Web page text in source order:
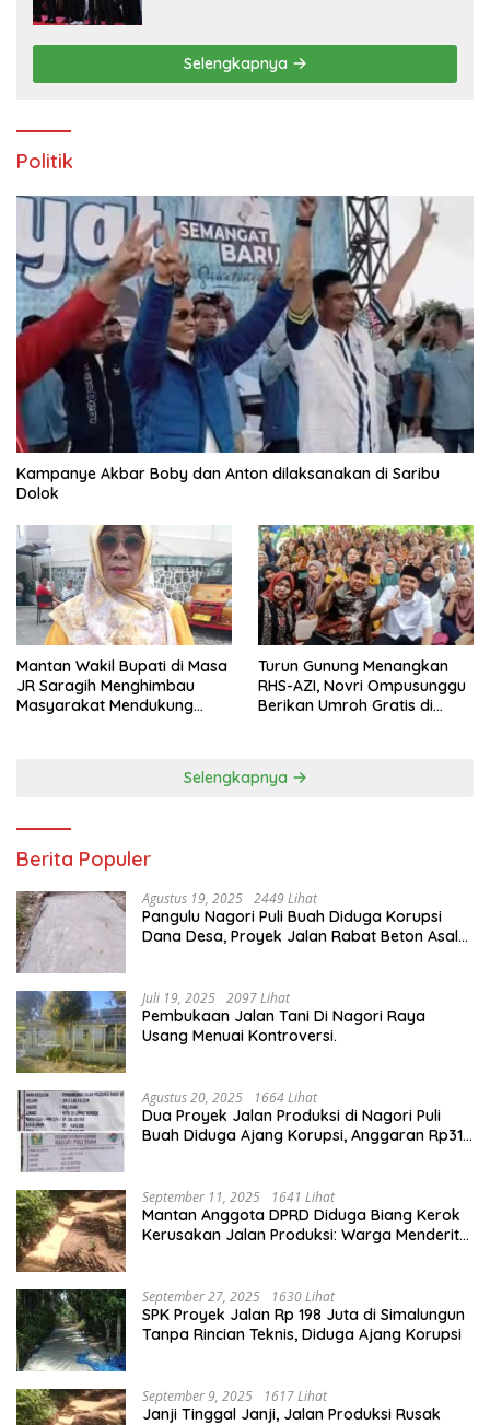
Selengkapnya
Politik
Kampanye Akbar Boby dan Anton dilaksanakan di Saribu
Dolok
Mantan Wakil Bupati di Masa
JR Saragih Menghimbau
Masyarakat Mendukung
Turun Gunung Menangkan
RHS-AZI, Novri Ompusunggu
Berikan Umroh Gratis di
Selengkapnya
Berita Populer
Agustus 19, 2025 2449 Lihat
Pangulu Nagori Puli Buah Diduga Korupsi
Dana Desa, Proyek Jalan Rabat Beton Asal
Juli 19, 2025 2097 Lihat
Pembukaan Jalan Tani Di Nagori Raya
Usang Menuai Kontroversi.
Agustus 20, 2025 1664 Lihat
Dua Proyek Jalan Produksi di Nagori Puli
Buah Diduga Ajang Korupsi, Anggaran Rp314
September 11, 2025 1641 Lihat
Mantan Anggota DPRD Diduga Biang Kerok
Kerusakan Jalan Produksi: Warga Menderita,
September 27, 2025 1630 Lihat
SPK Proyek Jalan Rp 198 Juta di Simalungun
Tanpa Rincian Teknis, Diduga Ajang Korupsi
September 9, 2025 1617 Lihat
Janji Tinggal Janji, Jalan Produksi Rusak